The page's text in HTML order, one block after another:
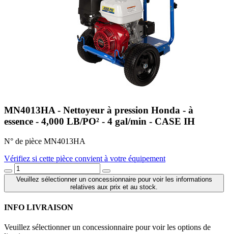
MN4013HA - Nettoyeur à pression Honda - à
essence - 4,000 LB/PO² - 4 gal/min - CASE IH
N° de pièce MN4013HA
Vérifiez si cette pièce convient à votre équipement
Veuillez sélectionner un concessionnaire pour voir les informations
relatives aux prix et au stock.
INFO LIVRAISON
Veuillez sélectionner un concessionnaire pour voir les options de